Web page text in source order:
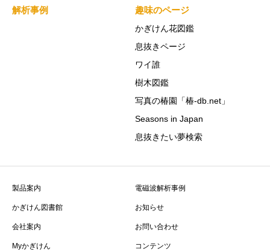
解析事例 趣味のページ
かぎけん花図鑑
息抜きページ
ワイ誰
樹木図鑑
写真の椿園「椿-db.net」
Seasons in Japan
息抜きたい夢検索
製品案内 電磁波解析事例
かぎけん図書館 お知らせ
会社案内 お問い合わせ
Myかぎけん コンテンツ